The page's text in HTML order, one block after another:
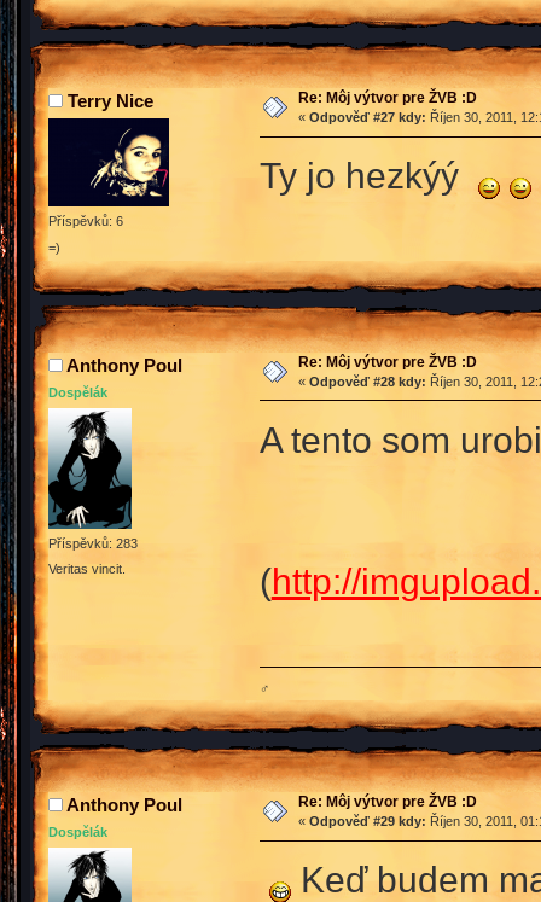
Terry Nice
Příspěvků: 6
=)
Re: Môj výtvor pre ŽVB :D
« Odpověď #27 kdy: Říjen 30, 2011,
Ty jo hezkýý
Anthony Poul
Dospělák
Příspěvků: 283
Veritas vincit.
Re: Môj výtvor pre ŽVB :D
« Odpověď #28 kdy: Říjen 30, 2011,
A tento som
(http://
♂
Anthony Poul
Dospělák
Re: Môj výtvor pre ŽVB :D
« Odpověď #29 kdy: Říjen 30, 2011,
Keď budem